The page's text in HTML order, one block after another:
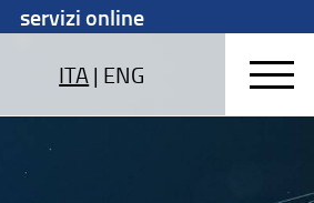
servizi online
ITA| ENG